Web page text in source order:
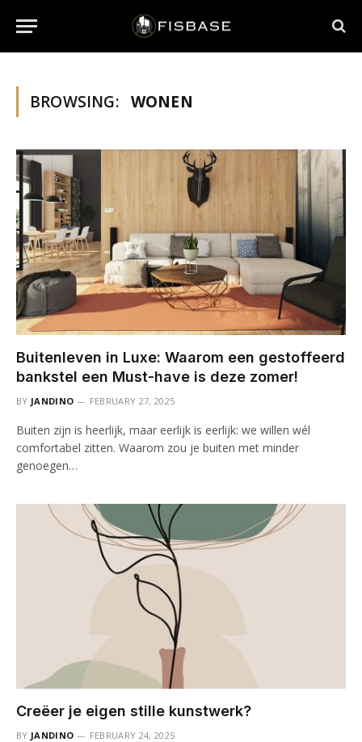
BROWSING: WONEN
Buitenleven in Luxe: Waarom een gestoffeerd
bankstel een Must-have is deze zomer!
BY JANDINO FEBRUARY 27, 2025
Buiten zijn is heerlijk, maar eerlijk is eerlijk: we willen wél
comfortabel zitten. Waarom zou je buiten met minder
genoegen…
Creëer je eigen stille kunstwerk?
BY JANDINO FEBRUARY 24, 2025